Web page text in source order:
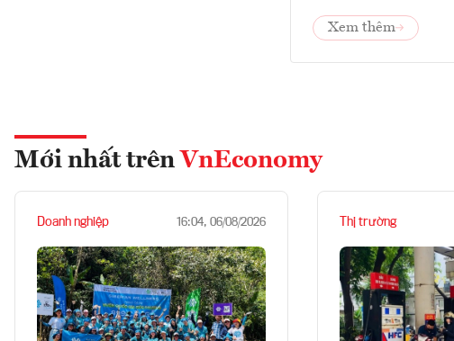
Xem thêm
Mới nhất trên VnEconomy
Doanh nghiệp 16:04, 06/08/2026 Thị trường